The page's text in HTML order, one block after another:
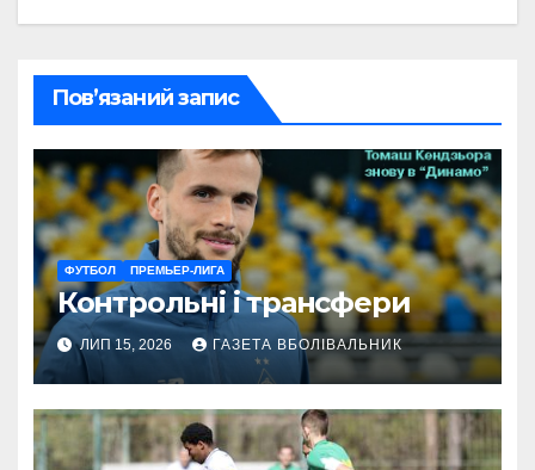
Пов’язаний запис
ФУТБОЛ ПРЕМЬЕР-ЛИГА
Контрольні і трансфери
ЛИП 15, 2026 ГАЗЕТА ВБОЛІВАЛЬНИК